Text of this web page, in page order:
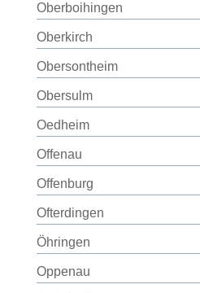
Oberboihingen
Oberkirch
Obersontheim
Obersulm
Oedheim
Offenau
Offenburg
Ofterdingen
Öhringen
Oppenau